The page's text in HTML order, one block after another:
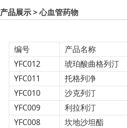
产品展示> 心血管药物
编号 产品名称
YFC012
琥珀酸曲格列汀
YFC011
托格列净
YFC010
沙克列汀
YFC009
利拉利汀
YFC008
坎地沙坦酯